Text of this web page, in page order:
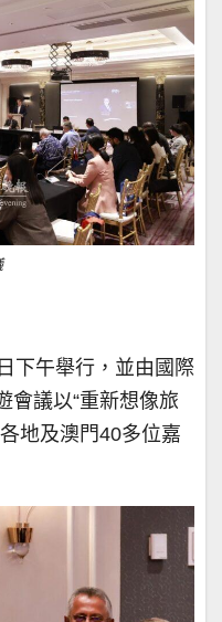
下午舉行，並由國際
會議以“重新想像旅
地及澳門40多位嘉